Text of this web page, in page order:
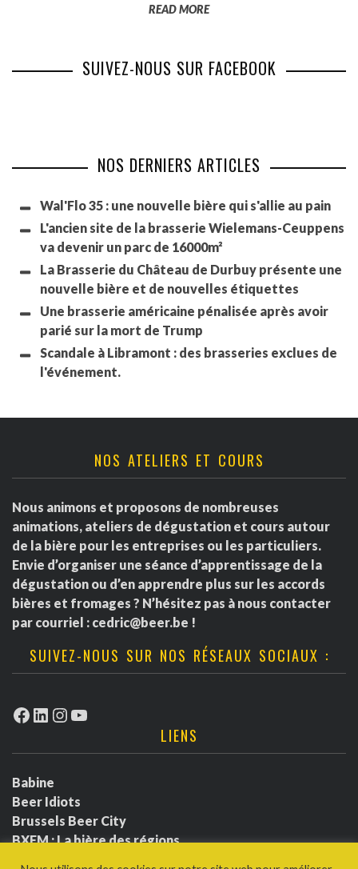
READ MORE
SUIVEZ-NOUS SUR FACEBOOK
NOS DERNIERS ARTICLES
Wal'Flo 35 : une nouvelle bière qui s'allie au pain
L'ancien site de la brasserie Wielemans-Ceuppens
va devenir un parc de 16000m²
La Brasserie du Château de Durbuy présente une
nouvelle bière et de nouvelles étiquettes
Une brasserie américaine pénalisée après avoir
parié sur la mort de Trump
Scandale à Libramont : des brasseries exclues de
l'événement.
NOS ATELIERS ET COURS
Nous animons et proposons de nombreuses
animations, ateliers de dégustation et cours autour
de la bière pour les entreprises ou les particuliers.
Envie d’organiser une séance d’apprentissage de la
dégustation ou d’en apprendre plus sur les accords
bières et fromages ? N’hésitez pas à nous contacter
par courriel : cedric@beer.be !
SUIVEZ-NOUS SUR NOS RÉSEAUX SOCIAUX :
Facebook
LinkedIn
Instagram
YouTube
LIENS
Babine
Beer Idiots
Brussels Beer City
BXFM : La bière des régions